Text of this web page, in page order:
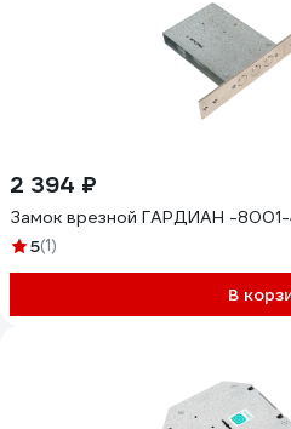
2 394 ₽
Замок врезной ГАРДИАН -8001-
5(1)
В